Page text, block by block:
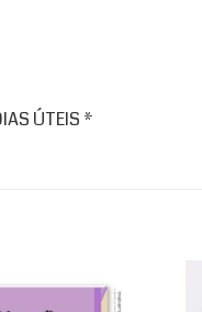
ÚTEIS *